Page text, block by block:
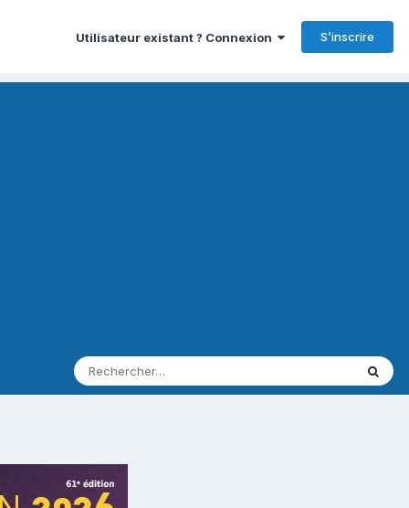
Utilisateur existant ? Connexion S’inscrire